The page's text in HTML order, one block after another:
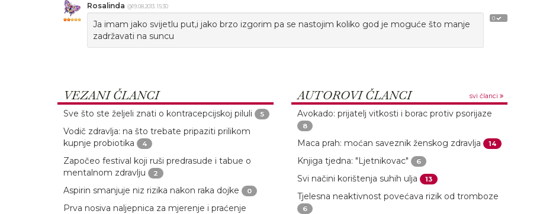
0
Rosalinda @19.08.2013. 15:30
Ja imam jako svijetlu put,i jako brzo izgorim pa se nastojim koliko god je moguće što manje
zadržavati na suncu
VEZANI ČLANCI
Sve što ste željeli znati o kontracepcijskoj piluli 5
Vodič zdravlja: na što trebate pripaziti prilikom
kupnje probiotika
4
Započeo festival koji ruši predrasude i tabue o
mentalnom zdravlju
2
Aspirin smanjuje niz rizika nakon raka dojke 0
Prva nosiva naljepnica za mjerenje i praćenje
AUTOROVI ČLANCI svi članci
Avokado: prijatelj vitkosti i borac protiv psorijaze
8
Maca prah: moćan saveznik ženskog zdravlja 14
Knjiga tjedna: "Ljetnikovac" 6
Svi načini korištenja suhih ulja 13
Tjelesna neaktivnost povećava rizik od tromboze
6